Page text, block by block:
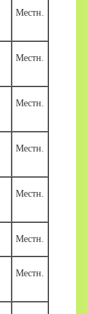
Местн.
Местн.
Местн.
Местн.
Местн.
Местн.
Местн.